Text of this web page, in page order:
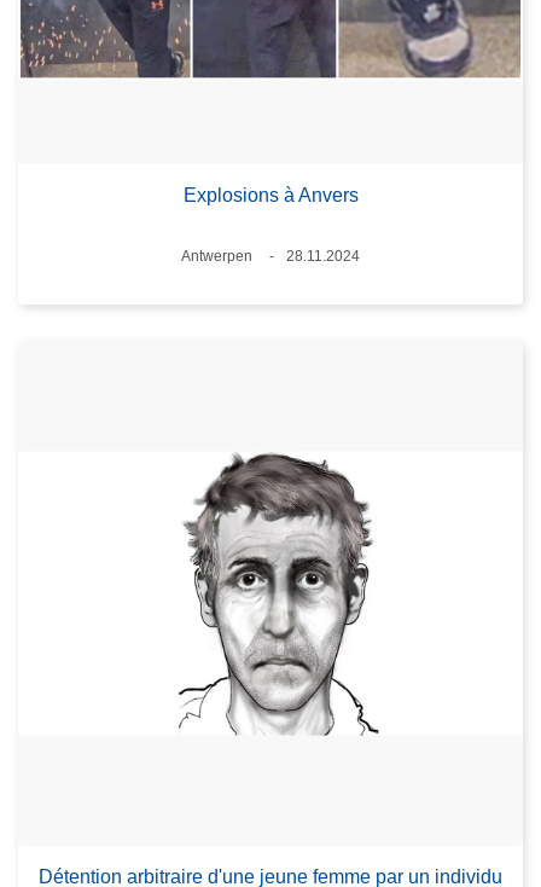
Explosions à Anvers
Standort
Antwerpen
28.11.2024
Détention arbitraire d'une jeune femme par un individu